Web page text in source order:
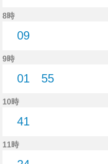
8時
09
9時
01
55
10時
41
11時